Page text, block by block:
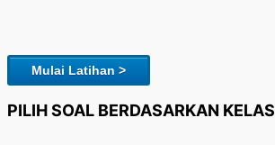
Mulai Latihan >
PILIH SOAL BERDASARKAN KELAS